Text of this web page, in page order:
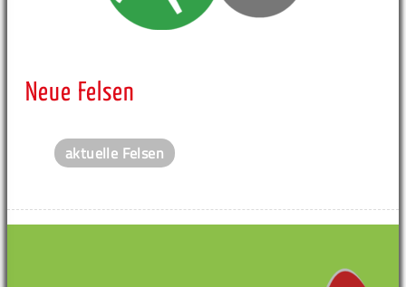
Neue Felsen
aktuelle Felsen